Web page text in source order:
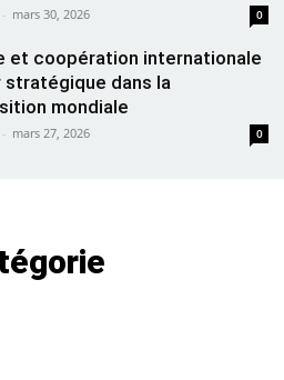
- mars 30, 2026 0
et coopération internationale
stratégique dans la
mondiale
- mars 27, 2026 0